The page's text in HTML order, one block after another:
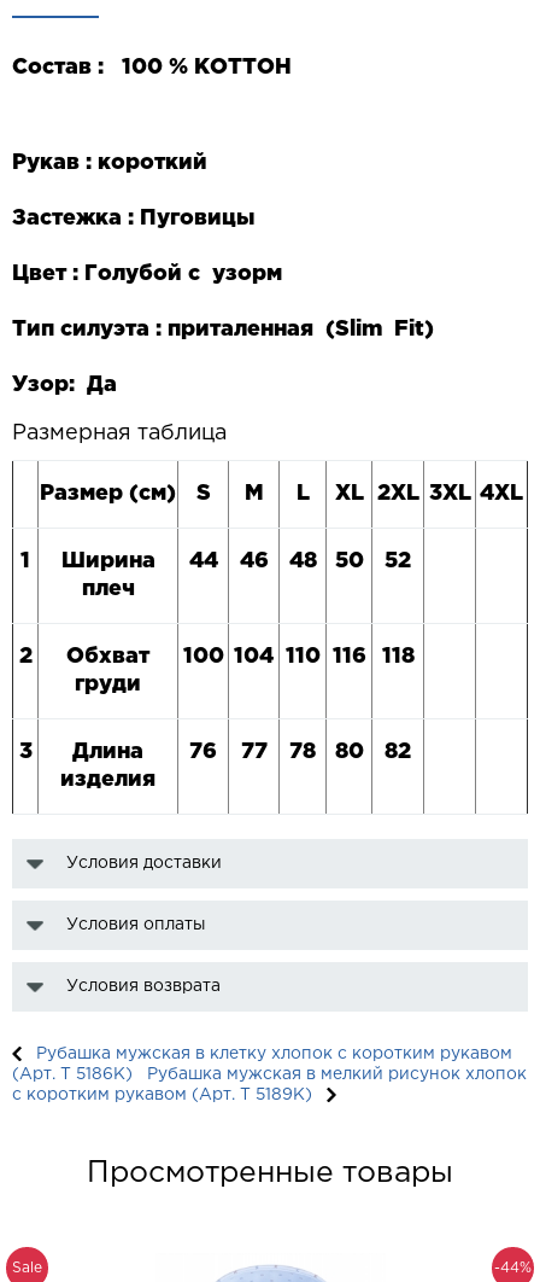
Состав : 100 % КОТТОН
Рукав : короткий
Застежка : Пуговицы
Цвет : Голубой с узорм
Тип силуэта : приталенная (Slim Fit)
Узор: Да
Размерная таблица
Размер (см) S M L XL 2XL 3XL 4XL
1
Ширина
плеч
44 46 48 50 52
2
Обхват
груди
100 1 04 1 10 1 16 118
3
Длина
изделия
76 77 78 80 82
Условия доставки
Условия оплаты
Условия возврата
Рубашка мужская в клетку хлопок с коротким рукавом
(Арт. T 5186K)
Рубашка мужская в мелкий рисунок хлопок
с коротким рукавом (Арт. T 5189K)
Просмотренные товары
-44%
Sale